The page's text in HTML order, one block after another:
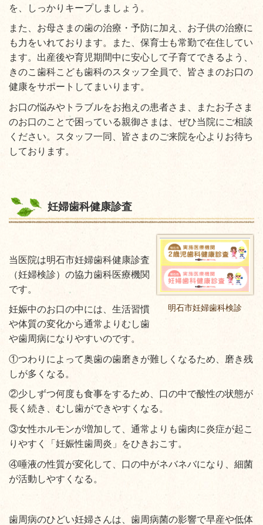
を、しっかりキープしましょう。
また、お母さまの歯の治療・予防に加え、お子供の治療に
も力をいれております。また、保育士も常勤で在住してい
ます。出産後や育児期間中に安心して子育てできるよう、
きのこ歯科こども歯科のスタッフ全員で、皆さまのお口の
健康をサポートしてまいります。
お口の悩みやトラブルをお抱えの患者さま、またお子さま
のお口のことで困っている親御さまは、ぜひ当院にご相談
ください。スタッフ一同、皆さまのご来院を心よりお待ち
しております。
妊婦歯科健康診査
明石市妊婦歯科検診
当医院は明石市妊婦歯科健康診査
（妊婦検診）の協力歯科医療機関
です。
妊娠中のお口の中には、生活習慣
や体質の変化から通常よりむし歯
や歯周病になりやすいのです。
①つわりによって奥歯の歯磨きが難しくなるため、磨き残
しが多くなる。
②少しずつ何度も食事をするため、口の中で酸性の状態が
長く続き、むし歯ができやすくなる。
③女性ホルモンが増加して、通常よりも歯肉に炎症が起こ
りやすく「妊娠性歯周炎」をひきおこす。
④唾液の性質が変化して、口の中がネバネバになり、細菌
が活動しやすくなる。
歯周病のひどい妊婦さんは、歯周病菌の影響で早産や低体